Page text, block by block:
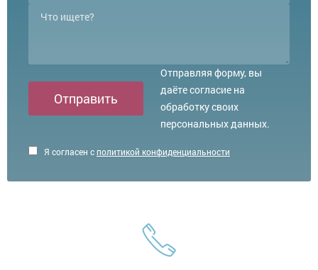
Я согласен сполитикой конфиденциальности
Отправить
Отправляя форму, вы
даёте согласие на
обработку своих
персональных данных.